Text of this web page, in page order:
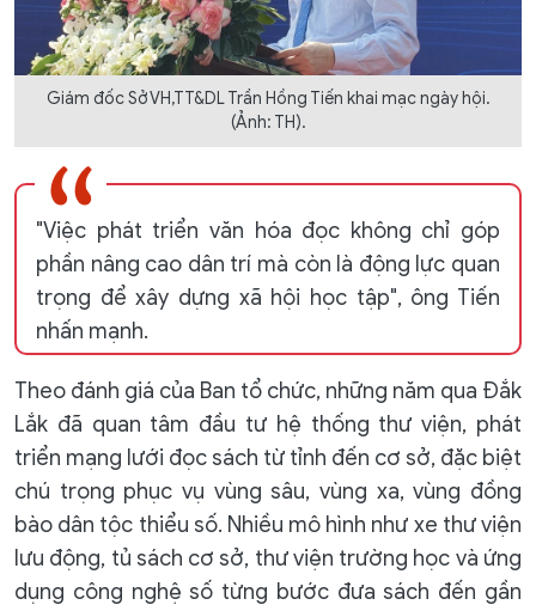
Giám đốc Sở VH,TT&DL Trần Hồng Tiến khai mạc ngày hội.
(Ảnh: TH).
"Việc phát triển văn hóa đọc không chỉ góp
phần nâng cao dân trí mà còn là động lực quan
trọng để xây dựng xã hội học tập", ông Tiến
nhấn mạnh.
Theo đánh giá của Ban tổ chức, những năm qua Đắk
Lắk đã quan tâm đầu tư hệ thống thư viện, phát
triển mạng lưới đọc sách từ tỉnh đến cơ sở, đặc biệt
chú trọng phục vụ vùng sâu, vùng xa, vùng đồng
bào dân tộc thiểu số. Nhiều mô hình như xe thư viện
lưu động, tủ sách cơ sở, thư viện trường học và ứng
dụng công nghệ số từng bước đưa sách đến gần